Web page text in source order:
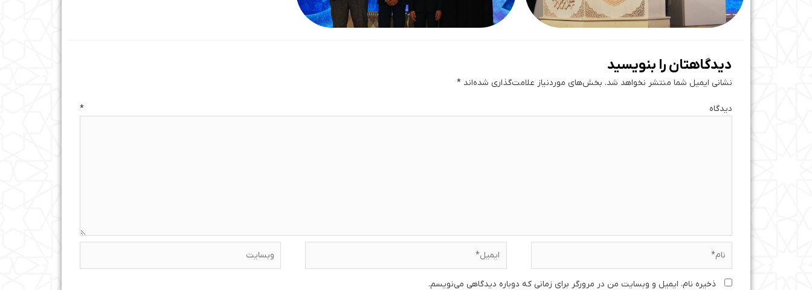
دیدگاهتان را بنویسید
نشانی ایمیل شما منتشر نخواهد شد. بخش‌های موردنیاز علامت‌گذاری شده‌اند *
دیدگاه *
ذخیره نام، ایمیل و وبسایت من در مرورگر برای زمانی که دوباره دیدگاهی می‌نویسم.